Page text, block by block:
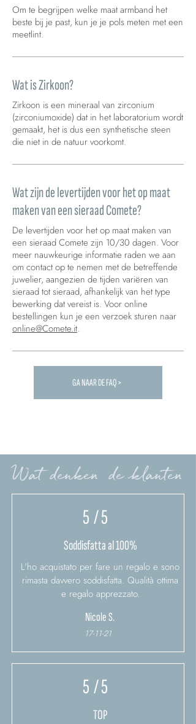
Om te begrijpen welke maat armband het
beste bij je past, kun je je pols meten met een
meetlint.
Wat is Zirkoon?
Zirkoon is een mineraal van zirconium
(zirconiumoxide) dat in het laboratorium wordt
gemaakt, het is dus een synthetische steen
die niet in de natuur voorkomt.
Wat zijn de levertijden voor het op maat
maken van een sieraad Comete?
De levertijden voor het op maat maken van
een sieraad Comete zijn 10/30 dagen. Voor
meer nauwkeurige informatie raden we aan
om contact op te nemen met de betreffende
juwelier, aangezien de tijden variëren van
sieraad tot sieraad, afhankelijk van het type
bewerking dat vereist is. Voor online
bestellingen kun je een verzoek sturen naar
online@Comete.it.
Carica altre FAQ...
GA NAAR DE FAQ >
Wat denken de klanten
5/ 5
Soddisfatta al 100%
L'ho acquistato per fare un regalo e sono
rimasta davvero soddisfatta. Qualità ottima
e regalo apprezzato.
Nicole S.
17-11-21
5/ 5
TOP